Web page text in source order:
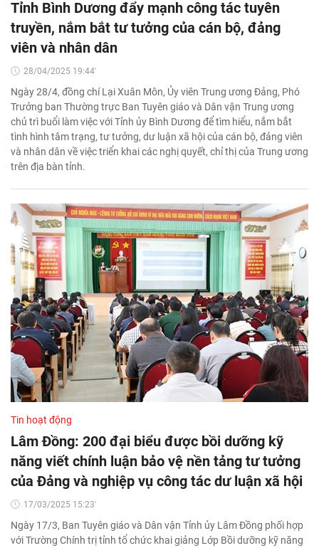
Tỉnh Bình Dương đẩy mạnh công tác tuyên
truyền, nắm bắt tư tưởng của cán bộ, đảng
viên và nhân dân
28/04/2025 19:44'
Ngày 28/4, đồng chí Lại Xuân Môn, Ủy viên Trung ương Đảng, Phó
Trưởng ban Thường trực Ban Tuyên giáo và Dân vận Trung ương
chủ trì buổi làm việc với Tỉnh ủy Bình Dương để tìm hiểu, nắm bắt
tình hình tâm trạng, tư tưởng, dư luận xã hội của cán bộ, đảng viên
và nhân dân về việc triển khai các nghị quyết, chỉ thị của Trung ương
trên địa bàn tỉnh.
Tin hoạt động
Lâm Đồng: 200 đại biểu được bồi dưỡng kỹ
năng viết chính luận bảo vệ nền tảng tư tưởng
của Đảng và nghiệp vụ công tác dư luận xã hội
17/03/2025 15:23'
Ngày 17/3, Ban Tuyên giáo và Dân vận Tỉnh ủy Lâm Đồng phối hợp
với Trường Chính trị tỉnh tổ chức khai giảng Lớp Bồi dưỡng kỹ năng